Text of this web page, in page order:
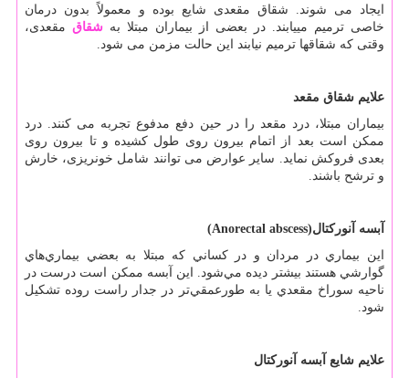
ایجاد می‏ شوند. شقاق مقعدی شایع بوده و معمولاً بدون درمان
خاصی ترمیم می‏یابند. در بعضی از بیماران مبتلا به شقاق مقعدی،
وقتی که شقاق‏ها ترمیم نیابند این حالت مزمن می شود.
علایم شقاق مقعد
بیماران مبتلا، درد مقعد را در حین دفع مدفوع تجربه می ‏کنند. درد
ممکن است بعد از اتمام بیرون روی طول کشیده و تا بیرون روی
بعدی فروکش نماید. سایر عوارض می‏ توانند شامل خونریزی، خارش
و ترشح باشند.
آبسه‌ آنوركتال‌(Anorectal abscess)
اين‌ بيماري‌ در مردان‌ و در كساني‌ كه‌ مبتلا به‌ بعضي‌ بيماري‌هاي‌
گوارشي‌ هستند بيشتر ديده‌ مي‌شود. اين‌ آبسه‌ ممكن‌ است‌ درست‌ در
ناحيه‌ سوراخ‌ مقعدي‌ يا به‌ طورعمقي‌تر در جدار راست‌ روده‌ تشكيل‌
شود.
علايم‌ شايع‌ آبسه آنورکتال